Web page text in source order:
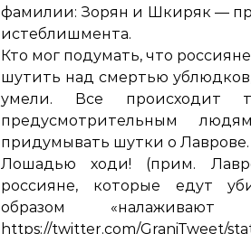
фамилии: Зорян и Шкиряк —
истеблишмента.
Кто мог подумать, что
шутить над смертью
умели. Все происходит
предусмотрительным
придумывать шутки о Лаврове.
Лошадью ходи! (прим.
россияне, которые едут
образом «налаживают
https://twitter.com/GraniTweet/